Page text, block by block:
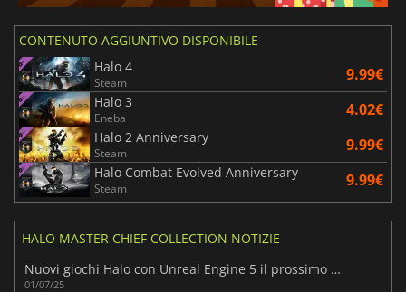
CONTENUTO AGGIUNTIVO DISPONIBILE
Halo 4
Steam 9.99€
Halo 3
Eneba 4.02€
Halo 2 Anniversary
Steam 9.99€
Halo Combat Evolved Anniversary
Steam 9.99€
HALO MASTER CHIEF COLLECTION NOTIZIE
Nuovi giochi Halo con Unreal Engine 5 il prossimo autunno
01/07/25